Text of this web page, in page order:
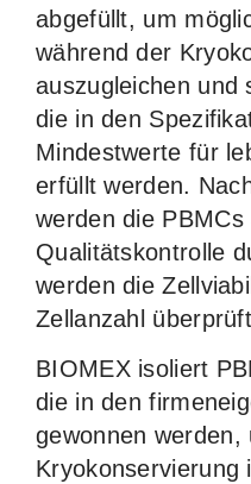
abgefüllt, um
während der
auszugleichen und
die in den
Mindestwerte für
erfüllt werden.
werden die
Qualitätskontrolle
werden die
Zellanzahl
BIOMEX isoliert
die in den
gewonnen werden,
Kryokonservierung